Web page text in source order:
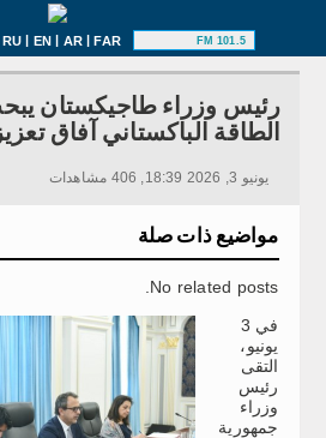
RU | EN | AR|FAR 101.5 FM
رئيس وزراء طاجيكستان
الطاقة الباكستاني آفاق
يونيو 3, 2026 18:39, 406 مشاهدات
مواضيع ذات صلة
No related posts.
في 3
يونيو،
التقى
رئيس
وزراء
جمهورية